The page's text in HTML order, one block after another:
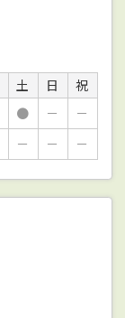
土 日
祝
● －
－
－ － －